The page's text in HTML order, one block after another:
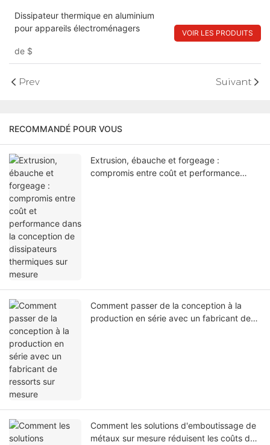
Dissipateur thermique en aluminium
pour appareils électroménagers
de $
VOIR LES PRODUITS
Prev Suivant
RECOMMANDÉ POUR VOUS
Extrusion, ébauche et forgeage :
compromis entre coût et performance
Comment passer de la conception à la
production en série avec un fabricant de
Comment les solutions d'emboutissage de
métaux sur mesure réduisent les coûts de